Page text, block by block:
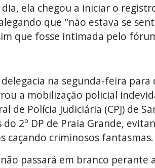
ela chegou a iniciar o
que "não estava se
que fosse intimada pelo
na segunda-feira para
a mobilização policial
de Polícia Judiciária (CPJ) de
2º DP de Praia Grande,
caçando criminosos fantasmas.
passará em branco perante